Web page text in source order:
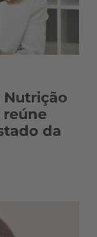
reúne
da